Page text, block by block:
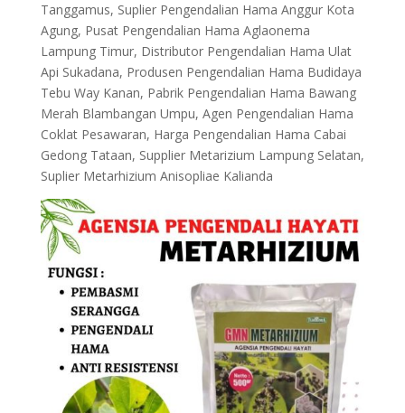
Tanggamus, Suplier Pengendalian Hama Anggur Kota
Agung, Pusat Pengendalian Hama Aglaonema
Lampung Timur, Distributor Pengendalian Hama Ulat
Api Sukadana, Produsen Pengendalian Hama Budidaya
Tebu Way Kanan, Pabrik Pengendalian Hama Bawang
Merah Blambangan Umpu, Agen Pengendalian Hama
Coklat Pesawaran, Harga Pengendalian Hama Cabai
Gedong Tataan, Supplier Metarizium Lampung Selatan,
Suplier Metarhizium Anisopliae Kalianda